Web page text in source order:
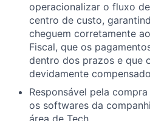
operacionalizar o fluxo
centro de custo,
cheguem corretamente
Fiscal, que os
dentro dos prazos e que
devidamente
Responsável pela
os softwares da
área de Tech.